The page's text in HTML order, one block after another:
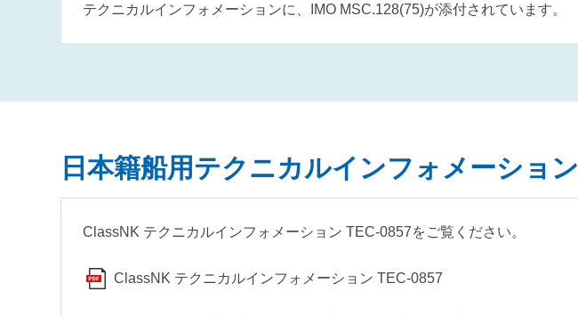
テクニカルインフォメーションに、IMO MSC.128(75)が添付されています。
日本籍船用テクニカルインフォメーション
ClassNK テクニカルインフォメーション TEC-0857をご覧ください。
ClassNK テクニカルインフォメーション TEC-0857